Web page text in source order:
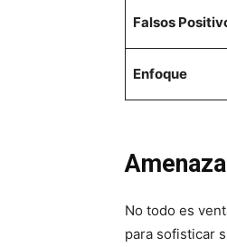
Falsos
Enfoque
No todo es
para sofisticar